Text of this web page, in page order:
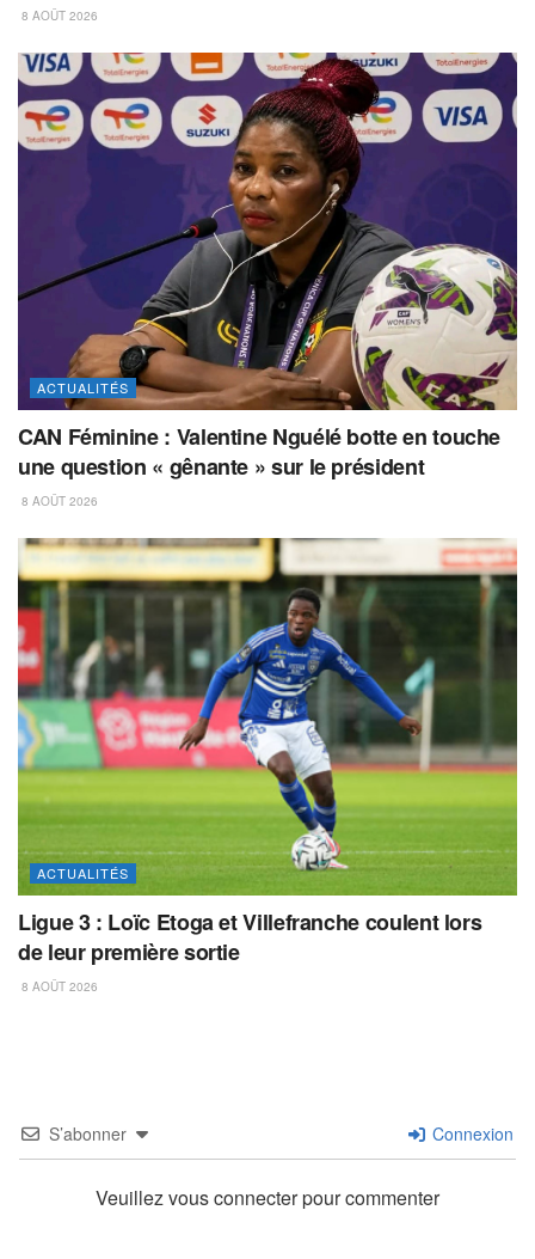
8 AOÛT 2026
ACTUALITÉS
CAN Féminine : Valentine Nguélé botte en touche
une question « gênante » sur le président
8 AOÛT 2026
ACTUALITÉS
Ligue 3 : Loïc Etoga et Villefranche coulent lors
de leur première sortie
8 AOÛT 2026
S’abonner Connexion
Veuillez vous connecter pour commenter